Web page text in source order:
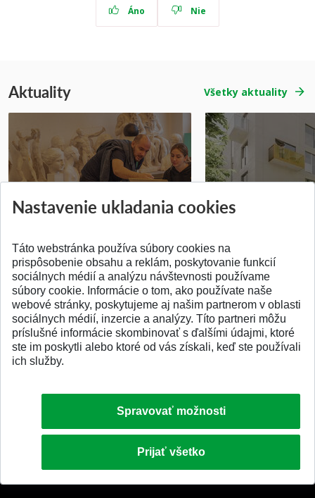
Áno Nie
Aktuality Všetky aktuality
Pridané 14.07.2026 Pridané 03.07.2026
SPÄŤ NA VRCH
Nastavenie ukladania cookies
Táto webstránka používa súbory cookies na
prispôsobenie obsahu a reklám, poskytovanie funkcií
sociálnych médií a analýzu návštevnosti používame
súbory cookie. Informácie o tom, ako používate naše
webové stránky, poskytujeme aj našim partnerom v oblasti
sociálnych médií, inzercie a analýzy. Títo partneri môžu
príslušné informácie skombinovať s ďalšími údajmi, ktoré
ste im poskytli alebo ktoré od vás získali, keď ste používali
ich služby.
Spravovať možnosti
Prijať všetko